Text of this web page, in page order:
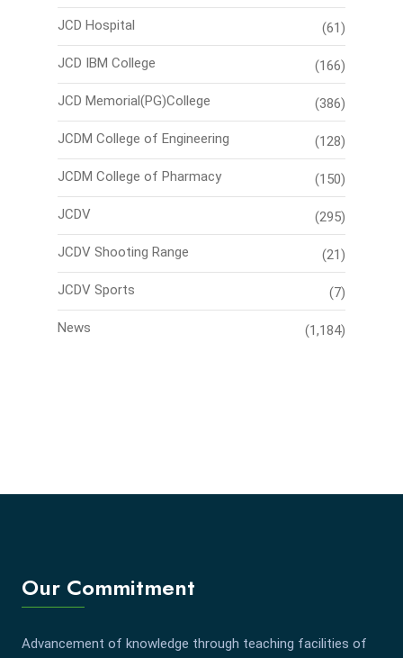
JCD Hospital (61)
JCD IBM College (166)
JCD Memorial(PG)College (386)
JCDM College of Engineering (128)
JCDM College of Pharmacy (150)
JCDV (295)
JCDV Shooting Range (21)
JCDV Sports (7)
News (1,184)
Our Commitment
Advancement of knowledge through teaching facilities of